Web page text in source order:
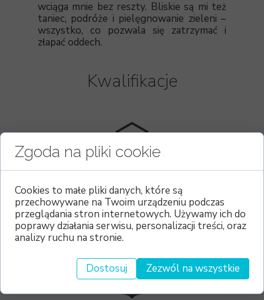
Kwalifikacje
wciąga mnie bez reszty. Bliskie są mi też
taniec, podróże i pielęgnowanie zieleni –
wszystko, co pozwala się zatrzymać i
złapać oddech.
Wykształcenie
Uniwersytet WSB Merito w Toruniu,
Psychologia - studia magisterskie
stacjonarne, specjalność: psychologia
zdrowia
Zgoda na pliki cookie
Cookies to małe pliki danych, które są
przechowywane na Twoim urządzeniu podczas
przeglądania stron internetowych. Używamy ich do
poprawy działania serwisu, personalizacji treści, oraz
analizy ruchu na stronie.
Dostosuj Zezwól na wszystkie